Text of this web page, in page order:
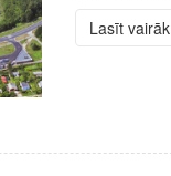
Lasīt vairāk